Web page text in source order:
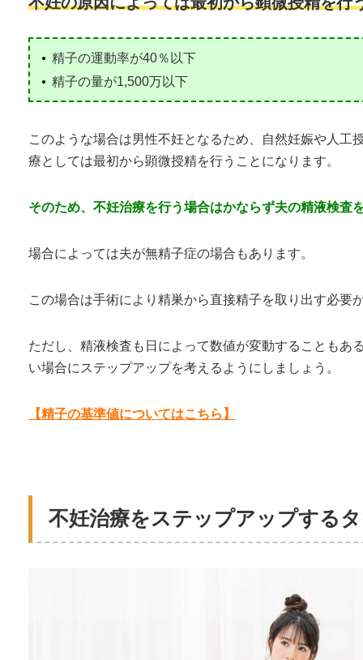
精子の運動率が40％以下
精子の量が1,500万以下
このような場合は男性不妊となるため、自然妊娠や人
療としては最初から顕微授精を行うことになります。
そのため、不妊治療を行う場合はかならず夫の精液検査
場合によっては夫が無精子症の場合もあります。
この場合は手術により精巣から直接精子を取り出す必要
ただし、精液検査も日によって数値が変動することも
い場合にステップアップを考えるようにしましょう。
【精子の基準値についてはこちら】
不妊治療をステップアップする